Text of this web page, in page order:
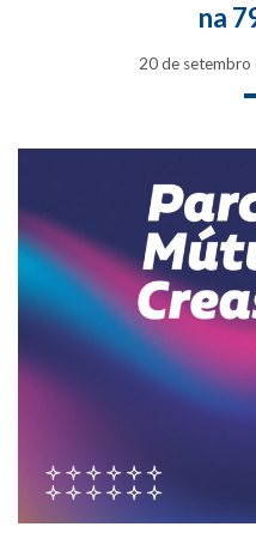
na
20 de setembro